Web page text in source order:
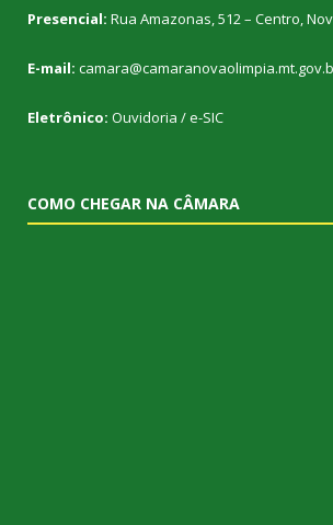
Presencial: Rua Amazonas, 512 – Centro,
E-mail:
Eletrônico: Ouvidoria /e-SIC
COMO CHEGAR NA CÂMARA